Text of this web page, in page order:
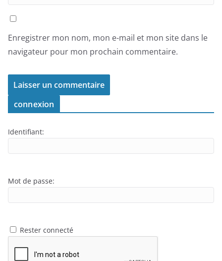
Enregistrer mon nom, mon e-mail et mon site dans le
navigateur pour mon prochain commentaire.
connexion
Identifiant:
Mot de passe:
Rester connecté